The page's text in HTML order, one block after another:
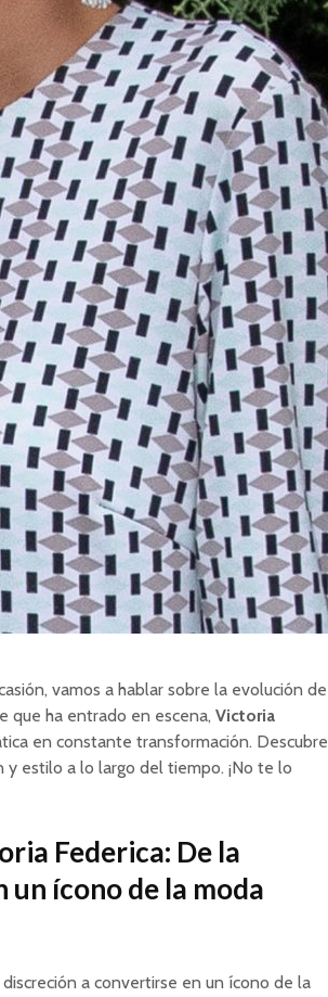
vamos a hablar sobre la evolución de
que ha entrado en escena, Victoria
en constante transformación. Descubre
estilo a lo largo del tiempo. ¡No te lo
Federica: De la
ícono de la moda
a convertirse en un ícono de la